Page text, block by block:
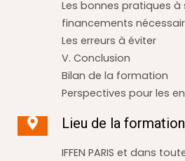
Les bonnes pratiques à
financements
Les erreurs à éviter
V. Conclusion
Bilan de la formation
Perspectives pour les
Lieu de la formation
IFFEN PARIS et dans